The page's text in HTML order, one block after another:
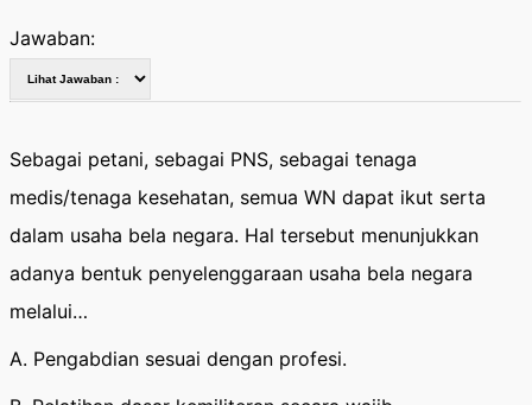
Jawaban:
Sebagai petani, sebagai PNS, sebagai tenaga
medis/tenaga kesehatan, semua WN dapat ikut serta
dalam usaha bela negara. Hal tersebut menunjukkan
adanya bentuk penyelenggaraan usaha bela negara
melalui…
A. Pengabdian sesuai dengan profesi.